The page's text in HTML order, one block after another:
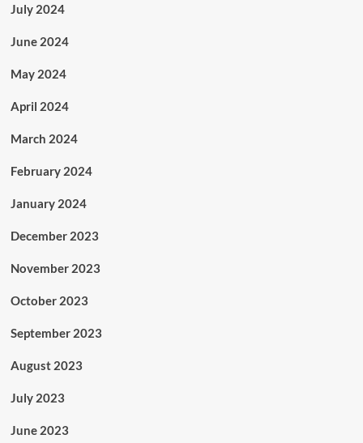
July 2024
June 2024
May 2024
April 2024
March 2024
February 2024
January 2024
December 2023
November 2023
October 2023
September 2023
August 2023
July 2023
June 2023